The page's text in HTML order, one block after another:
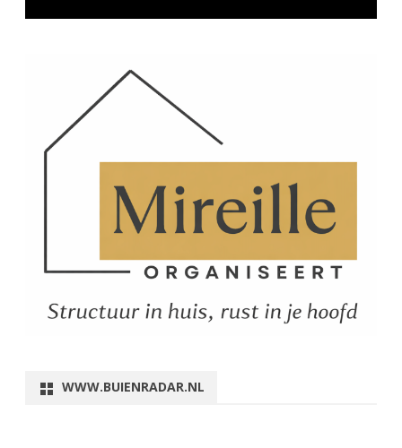
WWW.BUIENRADAR.NL